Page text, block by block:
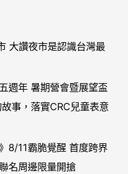
大讚夜市是認識台灣最
週年 暑期營會暨展望盃
事，落實CRC兒童表意
8/11霸脆覺醒 首度跨界
名周邊限量開搶